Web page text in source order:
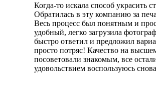
Когда-то искала способ украсить
Обратилась в эту компанию за
Весь процесс был понятным и
удобный, легко загрузила
быстро ответил и предложил
просто потряс! Качество на
посоветовали знакомым, все
удовольствием воспользуюсь